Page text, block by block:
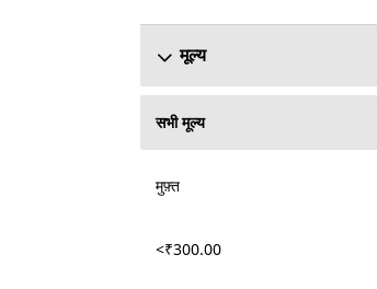
मूल्य
सभी मूल्य
मुफ़्त
<₹300.00